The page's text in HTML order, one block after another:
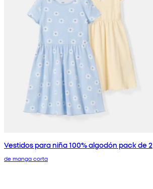
Vestidos para niña 100% algodón pack de 2
de manga corta